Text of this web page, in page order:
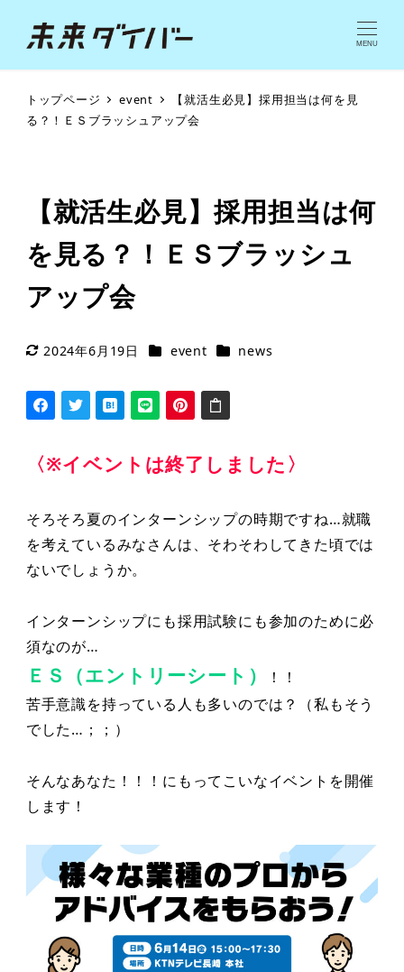
MENU
トップページ event
【就活生必見】採用担当は何を見
る？！ＥＳブラッシュアップ会
【就活生必見】採用担当は何
を見る？！ＥＳブラッシュ
アップ会
更新日
2024年6月19日 カテゴリー
event カテゴリー
news
〈※イベントは終了しました〉
そろそろ夏のインターンシップの時期ですね…就職
を考えているみなさんは、そわそわしてきた頃では
ないでしょうか。
インターンシップにも採用試験にも参加のために必
須なのが…
ＥＳ（エントリーシート）
！！
苦手意識を持っている人も多いのでは？（私もそう
でした…；；）
そんなあなた！！！にもってこいなイベントを開催
します！